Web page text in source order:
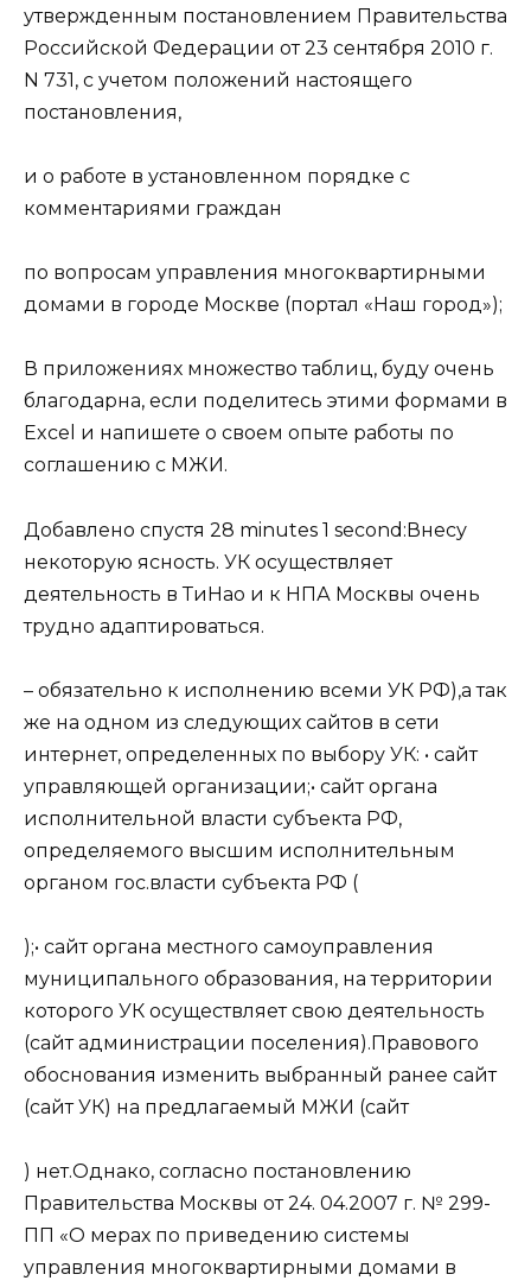
утвержденным постановлением Правительства
Российской Федерации от 23 сентября 2010 г.
N 731, с учетом положений настоящего
постановления,
и о работе в установленном порядке с
комментариями граждан
по вопросам управления многоквартирными
домами в городе Москве (портал «Наш город»);
В приложениях множество таблиц, буду очень
благодарна, если поделитесь этими формами в
Excel и напишете о своем опыте работы по
соглашению с МЖИ.
Добавлено спустя 28 minutes 1 second:Внесу
некоторую ясность. УК осуществляет
деятельность в ТиНао и к НПА Москвы очень
трудно адаптироваться.
– обязательно к исполнению всеми УК РФ),а так
же на одном из следующих сайтов в сети
интернет, определенных по выбору УК: • сайт
управляющей организации;• сайт органа
исполнительной власти субъекта РФ,
определяемого высшим исполнительным
органом гос.власти субъекта РФ (
);• сайт органа местного самоуправления
муниципального образования, на территории
которого УК осуществляет свою деятельность
(сайт администрации поселения).Правового
обоснования изменить выбранный ранее сайт
(сайт УК) на предлагаемый МЖИ (сайт
) нет.Однако, согласно постановлению
Правительства Москвы от 24. 04.2007 г. № 299-
ПП «О мерах по приведению системы
управления многоквартирными домами в